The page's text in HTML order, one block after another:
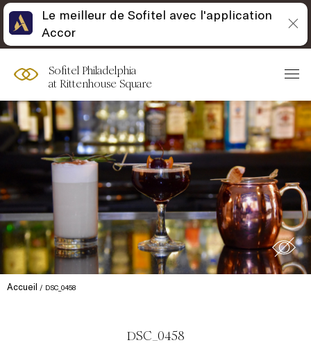
Skip
to
content
Open
acessibility
panel
Sofitel Philadelphia
at Rittenhouse Square
Accueil DSC_0458
DSC_0458
Le meilleur de Sofitel avec l'application
Accor